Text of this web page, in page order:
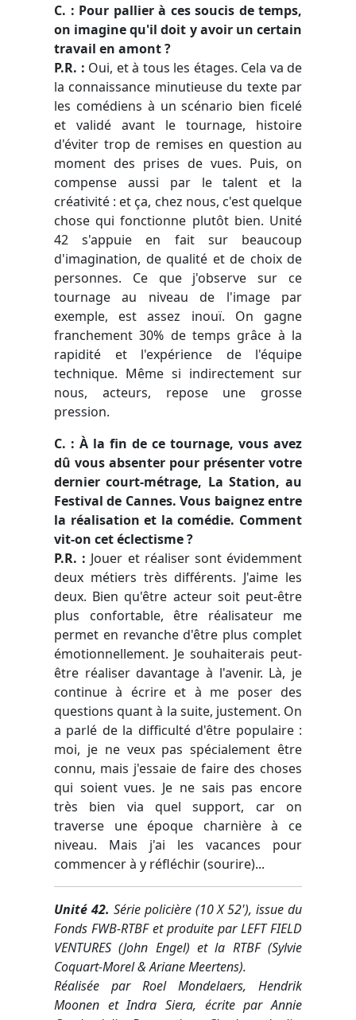
C. : Pour pallier à ces soucis de temps,
on imagine qu'il doit y avoir un certain
travail en amont ?
P.R. : Oui, et à tous les étages. Cela va de
la connaissance minutieuse du texte par
les comédiens à un scénario bien ficelé
et validé avant le tournage, histoire
d'éviter trop de remises en question au
moment des prises de vues. Puis, on
compense aussi par le talent et la
créativité : et ça, chez nous, c'est quelque
chose qui fonctionne plutôt bien. Unité
42 s'appuie en fait sur beaucoup
d'imagination, de qualité et de choix de
personnes. Ce que j'observe sur ce
tournage au niveau de l'image par
exemple, est assez inouï. On gagne
franchement 30% de temps grâce à la
rapidité et l'expérience de l'équipe
technique. Même si indirectement sur
nous, acteurs, repose une grosse
pression.
C. : À la fin de ce tournage, vous avez
dû vous absenter pour présenter votre
dernier court-métrage, La Station, au
Festival de Cannes. Vous baignez entre
la réalisation et la comédie. Comment
vit-on cet éclectisme ?
P.R. : Jouer et réaliser sont évidemment
deux métiers très différents. J'aime les
deux. Bien qu'être acteur soit peut-être
plus confortable, être réalisateur me
permet en revanche d'être plus complet
émotionnellement. Je souhaiterais peut-
être réaliser davantage à l'avenir. Là, je
continue à écrire et à me poser des
questions quant à la suite, justement. On
a parlé de la difficulté d'être populaire :
moi, je ne veux pas spécialement être
connu, mais j'essaie de faire des choses
qui soient vues. Je ne sais pas encore
très bien via quel support, car on
traverse une époque charnière à ce
niveau. Mais j'ai les vacances pour
commencer à y réfléchir (sourire)...
Unité 42. Série policière (10 X 52'), issue du
Fonds FWB-RTBF et produite par LEFT FIELD
VENTURES (John Engel) et la RTBF (Sylvie
Coquart-Morel & Ariane Meertens).
Réalisée par Roel Mondelaers, Hendrik
Moonen et Indra Siera, écrite par Annie